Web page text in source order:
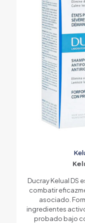
Ducray Kelual DS
combatir
asociado.
ingredientes
probado bajo